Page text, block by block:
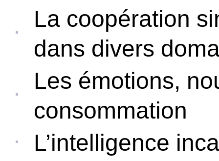
La coopération
dans divers
Les émotions,
consommation
L’intelligence